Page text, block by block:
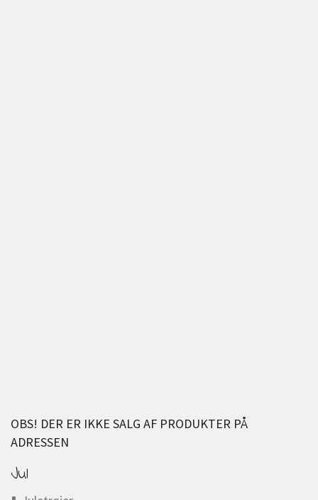
OBS! DER ER IKKE SALG AF PRODUKTER PÅ
ADRESSEN
Jul